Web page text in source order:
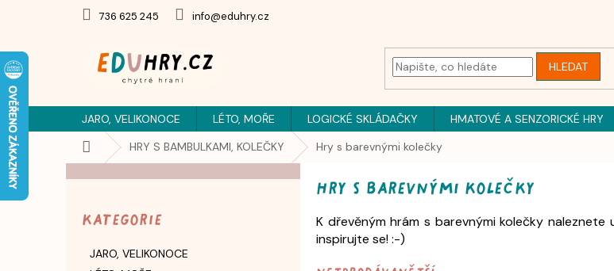
736 625 245 info@eduhry.cz
HLEDAT
JARO, VELIKONOCE LÉTO, MOŘE LOGICKÉ SKLÁDAČKY HMATOVÉ A SENZORICKÉ HRY
Domů HRY S BAMBULKAMI, KOLEČKY Hry s barevnými kolečky
kategorie
Kategorie
JARO, VELIKONOCE
Hry s barevnými kolečky
K dřevěným hrám s barevnými kolečky naleznete
inspirujte se! :-)